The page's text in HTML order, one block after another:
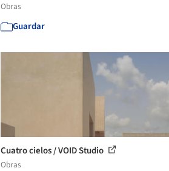
Obras
Guardar
Cuatro cielos / VOID Studio
Obras